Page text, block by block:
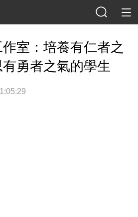
室：培養有仁者之
勇者之氣的學生